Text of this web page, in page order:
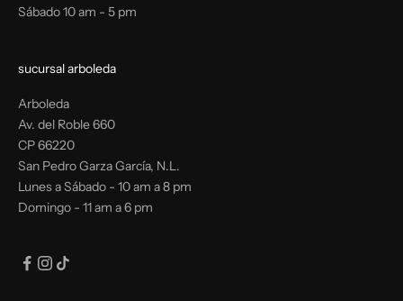
Sábado 10 am - 5 pm
sucursal arboleda
Arboleda
Av. del Roble 660
CP 66220
San Pedro Garza García, N.L.
Lunes a Sábado - 10 am a 8 pm
Domingo - 11 am a 6 pm